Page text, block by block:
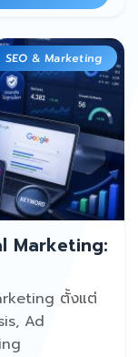
SEO & Marketing
Marketing:
ตั้งแต่
Ad